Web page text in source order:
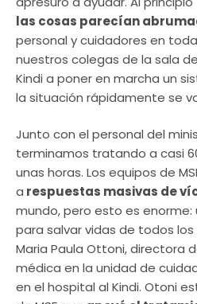
las cosas parecían
personal y cuidadores en
nuestros colegas de la sala
Kindi a poner en marcha un
la situación rápidamente se
Junto con el personal del
terminamos tratando a casi
unas horas. Los equipos de
a respuestas masivas de
mundo, pero esto es
para salvar vidas de todos los
Maria Paula Ottoni, directora
médica en la unidad de
en el hospital al Kindi. Otoni